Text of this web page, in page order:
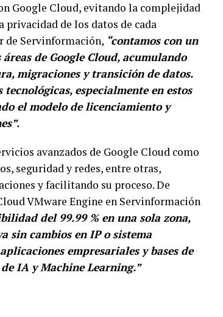
Google Cloud, evitando la complejidad
de los datos de cada
de Servinformación, “contamos con un
de Google Cloud, acumulando
migraciones y transición de datos.
especialmente en estos
el modelo de licenciamiento y
avanzados de Google Cloud como
seguridad y redes, entre otras,
y facilitando su proceso. De
VMware Engine en Servinformación
del 99.99 % en una sola zona,
sin cambios en IP o sistema
empresariales y bases de
IA y Machine Learning.”